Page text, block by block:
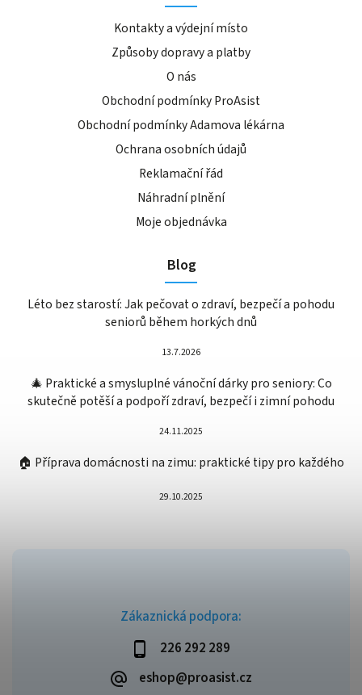
Zákaznická podpora:
226 292 289
eshop@proasist.cz
Kontakty a výdejní místo
Způsoby dopravy a platby
O nás
Obchodní podmínky ProAsist
Obchodní podmínky Adamova lékárna
Ochrana osobních údajů
Reklamační řád
Náhradní plnění
Moje objednávka
Blog
Léto bez starostí: Jak pečovat o zdraví, bezpečí a pohodu
seniorů během horkých dnů
13.7.2026
🎄 Praktické a smysluplné vánoční dárky pro seniory: Co
skutečně potěší a podpoří zdraví, bezpečí i zimní pohodu
24.11.2025
🏠 Příprava domácnosti na zimu: praktické tipy pro každého
29.10.2025